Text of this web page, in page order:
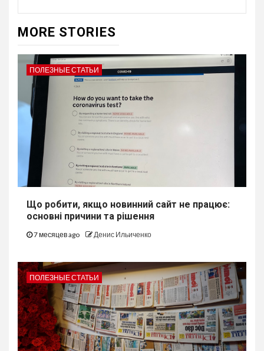
MORE STORIES
ПОЛЕЗНЫЕ СТАТЬИ
Що робити, якщо новинний сайт не працює:
основні причини та рішення
7 месяцев ago Денис Ильиченко
ПОЛЕЗНЫЕ СТАТЬИ